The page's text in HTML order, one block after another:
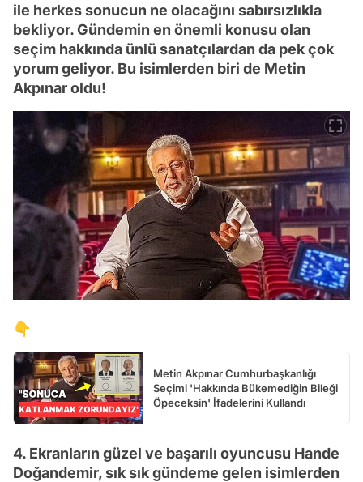
ile herkes sonucun ne olacağını sabırsızlıkla
bekliyor. Gündemin en önemli konusu olan
seçim hakkında ünlü sanatçılardan da pek çok
yorum geliyor. Bu isimlerden biri de Metin
Akpınar oldu!
👇
Metin Akpınar Cumhurbaşkanlığı
Seçimi 'Hakkında Bükemediğin Bileği
Öpeceksin' İfadelerini Kullandı
4. Ekranların güzel ve başarılı oyuncusu Hande
Doğandemir, sık sık gündeme gelen isimlerden